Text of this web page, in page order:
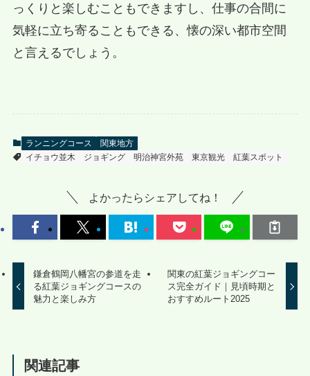
っくりと楽しむこともできますし、仕事の合間に
気軽に立ち寄ることもできる、懐の深い都市空間
と言えるでしょう。
ランニングコース
関東地方
イチョウ並木
ジョギング 明治神宮外苑 東京観光 紅葉スポット
よかったらシェアしてね！
鎌倉鶴岡八幡宮の参道を走
る紅葉ジョギングコースの
魅力と楽しみ方
関東の紅葉ジョギングコー
ス完全ガイド｜見頃時期と
おすすめルート2025
関連記事